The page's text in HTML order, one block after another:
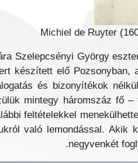
Michiel de Ruyter
Szelepcsényi György
készített elő
és bizonyítékok
mintegy háromszáz fő
feltételekkel
való lemondással. Akik
negyvenkét